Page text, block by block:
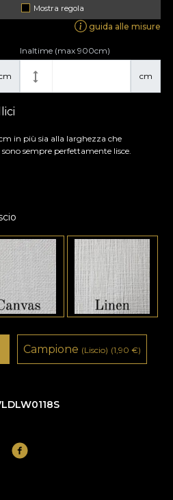
Mostra regola
guida alle misure
cm
Inaltime (max 900cm)
in più sia alla larghezza che
sempre perfettamente lisce.
Campione (Liscio) (1,90 €)